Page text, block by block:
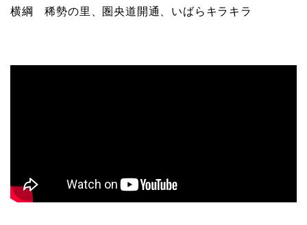
横綱 稀勢の里、圏央道開通、いばらキラキラ